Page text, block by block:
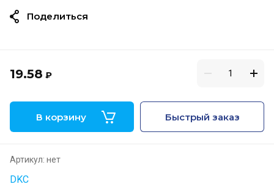
19.58 ₽
В корзину Быстрый заказ
Артикул: нет
DKC
Поделиться